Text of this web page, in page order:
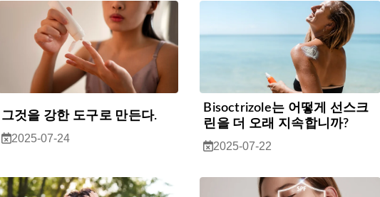
그것을 강한 도구로 만든다.
2025-07-24
Bisoctrizole는 어떻게 선스크
린을 더 오래 지속합니까?
2025-07-22